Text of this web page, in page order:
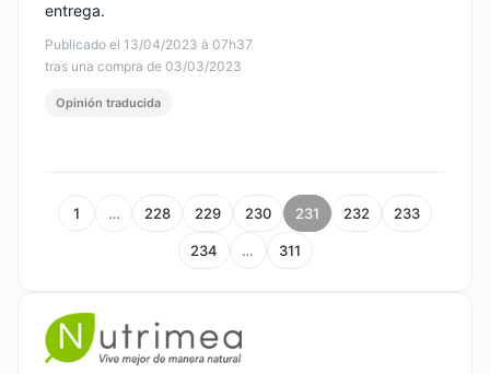
Publicado el 13/04/2023 à 07h37
tras una compra de 03/03/2023
entrega.
Opinión traducida
1 … 228 229 230 231 232 233
234 … 311